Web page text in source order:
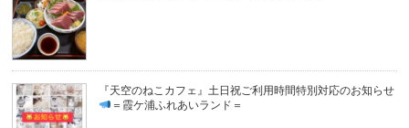
『天空のねこカフェ』土日祝ご利用時間特別対応のお知らせ
＝霞ケ浦ふれあいランド＝